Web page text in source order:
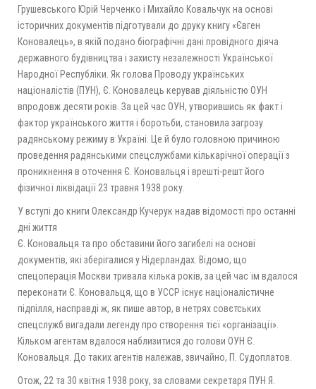
Грушевського Юрій Черченко і Михайло Ковальчук на основі
історичних документів підготували до друку книгу «Євген
Коновалець», в якій подано біографічні дані провідного діяча
державного будівництва і захисту незалежності Української
Народної Республіки. Як голова Проводу українських
націоналістів (ПУН), Є. Коновалець керував діяльністю ОУН
впродовж десяти років. За цей час ОУН, утворившись як факт і
фактор українського життя і боротьби, становила загрозу
радянському режиму в Україні. Це й було головною причиною
проведення радянськими спецслужбами кількарічної операції з
проникнення в оточення Є. Коновальця і врешті-решт його
фізичної ліквідації 23 травня 1938 року.
У вступі до книги Олександр Кучерук надав відомості про останні
дні життя
Є. Коновальця та про обставини його загибелі на основі
документів, які зберігалися у Нідерландах. Відомо, що
спецоперація Москви тривала кілька років, за цей час їм вдалося
переконати Є. Коновальця, що в УССР існує націоналістичне
підпілля, насправді ж, як пише автор, в нетрях совєтських
спецслужб вигадали легенду про створення тієї «організації».
Кільком агентам вдалося наблизитися до голови ОУН Є.
Коновальця. До таких агентів належав, звичайно, П. Судоплатов.
Отож, 22 та 30 квітня 1938 року, за словами секретаря ПУН Я.